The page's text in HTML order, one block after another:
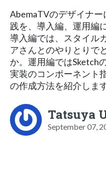
AbemaTVのデザイナ
践を、導入編、運用編
導入編では、スタイル
アさんとのやりとりで
か。運用編ではSketch
実装のコンポーネント
の作成方法を紹介します
Tatsuya
September 07,